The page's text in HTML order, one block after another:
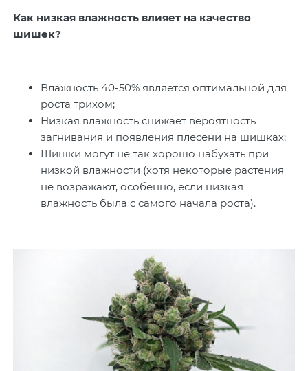
Как низкая влажность влияет на качество
шишек?
Влажность 40-50% является оптимальной для
роста трихом;
Низкая влажность снижает вероятность
загнивания и появления плесени на шишках;
Шишки могут не так хорошо набухать при
низкой влажности (хотя некоторые растения
не возражают, особенно, если низкая
влажность была с самого начала роста).